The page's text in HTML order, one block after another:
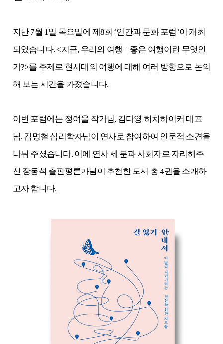
지난 7월 1일 목요일에 제8회 ‘인간과 문화 포럼’이 개최
되었습니다. <지금, 우리의 여행 – 좋은 여행이란 무엇인
가?>를 주제로 현시대의 여행에 대해 여러 방향으로 논의
해 보는 시간을 가졌습니다.
이번 포럼에는 정여울 작가님, 김다영 히치하이커 대표
님, 김명철 심리학자님이 연사로 참여하여 인문적 소견을
나눠 주셨습니다. 이에 연사 세 분과 사회자로 자리해주
신 장동석 출판평론가님이 추천한 도서 총 4권을 소개하
고자 합니다.